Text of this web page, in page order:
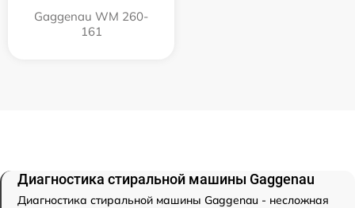
Gaggenau WM 260-
161
Диагностика стиральной машины Gaggenau
Диагностика стиральной машины Gaggenau - несложная